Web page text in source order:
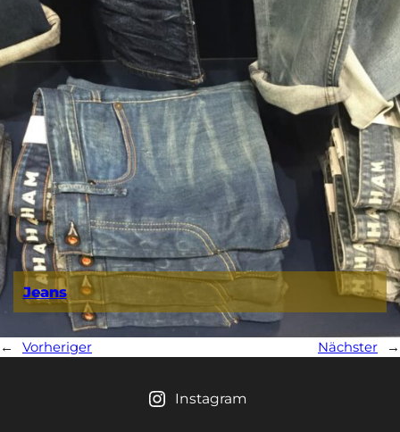
Jeans
← Vorheriger Nächster →
Instagram